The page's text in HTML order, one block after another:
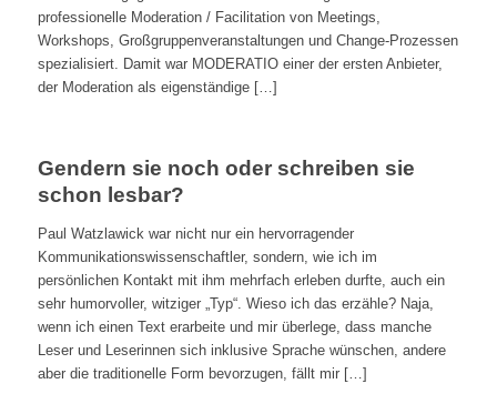
professionelle Moderation / Facilitation von Meetings,
Workshops, Großgruppenveranstaltungen und Change-Prozessen
spezialisiert. Damit war MODERATIO einer der ersten Anbieter,
der Moderation als eigenständige […]
Gendern sie noch oder schreiben sie
schon lesbar?
Paul Watzlawick war nicht nur ein hervorragender
Kommunikationswissenschaftler, sondern, wie ich im
persönlichen Kontakt mit ihm mehrfach erleben durfte, auch ein
sehr humorvoller, witziger „Typ“. Wieso ich das erzähle? Naja,
wenn ich einen Text erarbeite und mir überlege, dass manche
Leser und Leserinnen sich inklusive Sprache wünschen, andere
aber die traditionelle Form bevorzugen, fällt mir […]